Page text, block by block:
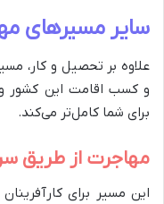
سایر مسیرهای
علاوه بر تحصیل و کار،
و کسب اقامت این کشور
برای شما کامل‌تر می‌کند.
مهاجرت از طریق
این مسیر برای